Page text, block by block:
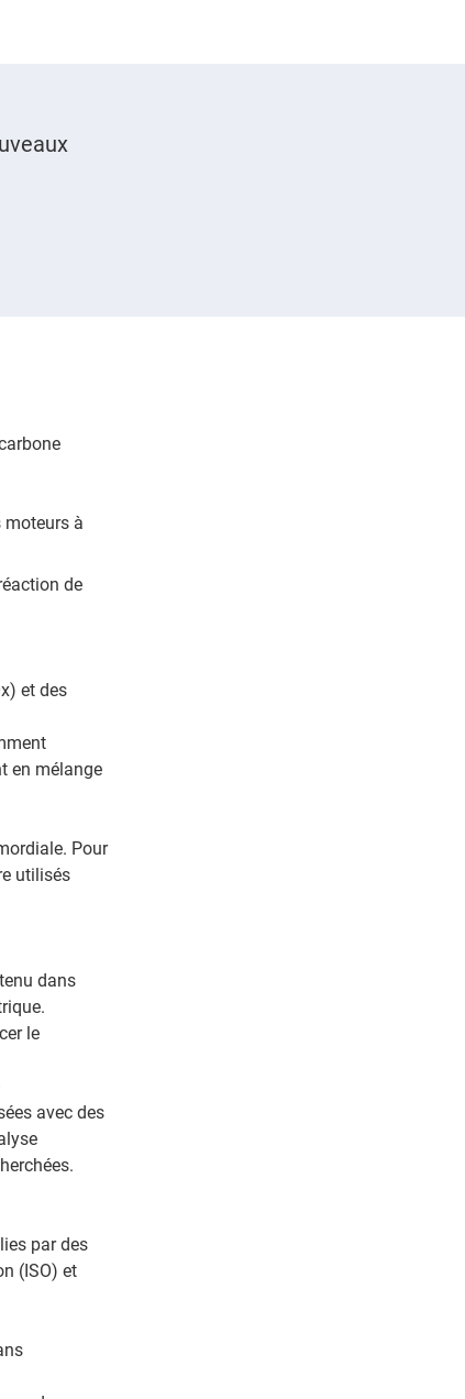
moteurs à
de
et des
en mélange
Pour
utilisés
dans
le
avec des
par des
(ISO) et